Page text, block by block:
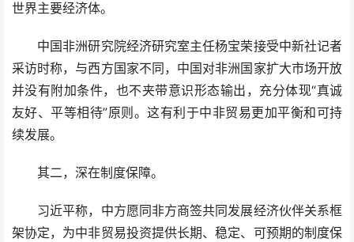
世界主要经济体。
中国非洲研究院经济研究室主任杨宝荣接受中新社记者
采访时称，与西方国家不同，中国对非洲国家扩大市场开放
并没有附加条件，也不夹带意识形态输出，充分体现“真诚
友好、平等相待”原则。这有利于中非贸易更加平衡和可持
续发展。
其二，深在制度保障。
习近平称，中方愿同非方商签共同发展经济伙伴关系框
架协定，为中非贸易投资提供长期、稳定、可预期的制度保